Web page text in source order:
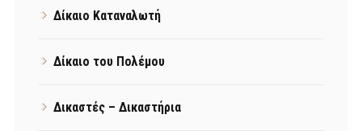
Δίκαιο Καταναλωτή
Δίκαιο του Πολέμου
Δικαστές – Δικαστήρια